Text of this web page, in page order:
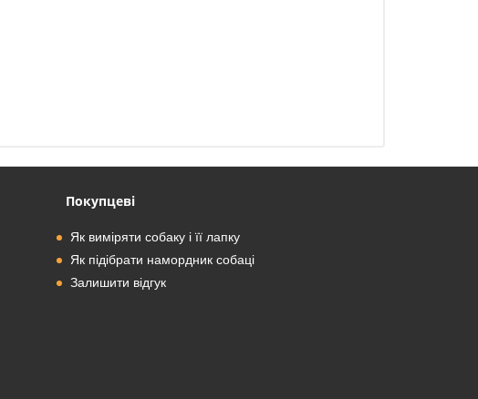
Покупцеві
Як виміряти собаку і її лапку
Як підібрати намордник собаці
Залишити відгук